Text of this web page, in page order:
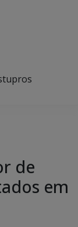
de
em